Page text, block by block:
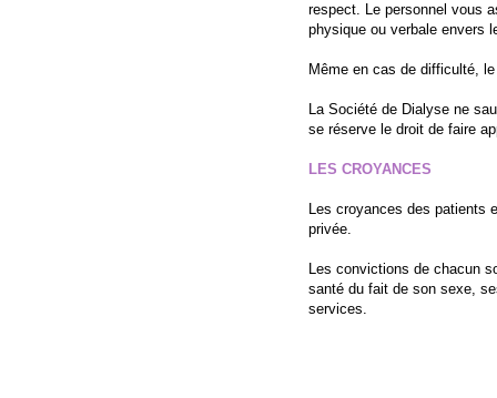
respect. Le personnel vous
physique ou verbale envers
Même en cas de difficulté,
La Société de Dialyse ne
se réserve le droit de faire
LES CROYANCES
Les croyances des patients
privée.
Les convictions de chacun
santé du fait de son sexe,
services.